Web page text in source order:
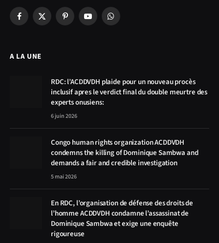
Facebook
X
PinterestYouTubeWhatsApp
A LA UNE
RDC: l’ACDDVDH plaide pour un nouveau procès
inclusif apres le verdict final du double meurtre des
experts onusiens:
6 juin 2026
Congo human rights organization ACDDVDH
condemns the killing of Dominique Sambwa and
demands a fair and credible investigation
5 mai 2026
En RDC, l’organisation de défense des droits de
l’homme ACDDVDH condamne l’assassinat de
Dominique Sambwa et exige une enquête
rigoureuse